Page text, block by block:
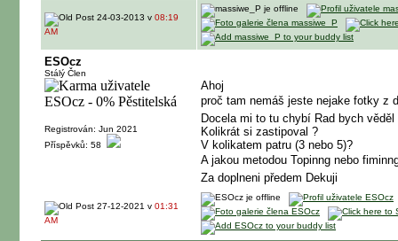
24-03-2013 v 08:19
AM
ESOcz
Stálý Člen
Registrován: Jun 2021
Příspěvků: 58
Ahoj
proč tam nemáš jeste nejake fotky z
Docela mi to tu chybí Rad bych
Kolikrát si zastipoval ?
V kolikatem patru (3 nebo 5)?
A jakou metodou Topinng nebo
Za doplneni předem Dekuji
27-12-2021 v 01:31
AM